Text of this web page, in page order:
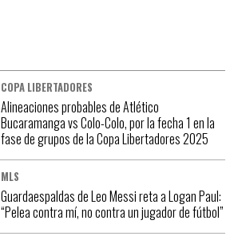
COPA LIBERTADORES
Alineaciones probables de Atlético
Bucaramanga vs Colo-Colo, por la fecha 1 en la
fase de grupos de la Copa Libertadores 2025
MLS
Guardaespaldas de Leo Messi reta a Logan Paul:
“Pelea contra mí, no contra un jugador de fútbol”